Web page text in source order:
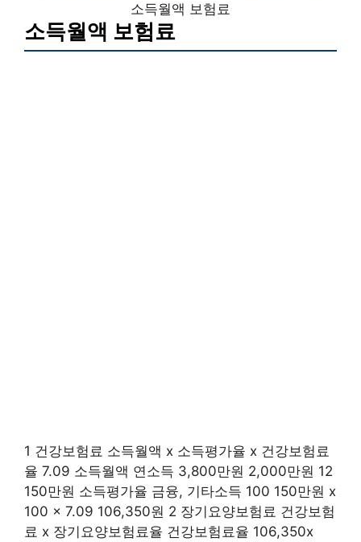
소득월액 보험료
소득월액 보험료
1 건강보험료 소득월액 x 소득평가율 x 건강보험료
율 7.09 소득월액 연소득 3,800만원 2,000만원 12
150만원 소득평가율 금융, 기타소득 100 150만원 x
100 x 7.09 106,350원 2 장기요양보험료 건강보험
료 x 장기요양보험료율 건강보험료율 106,350x